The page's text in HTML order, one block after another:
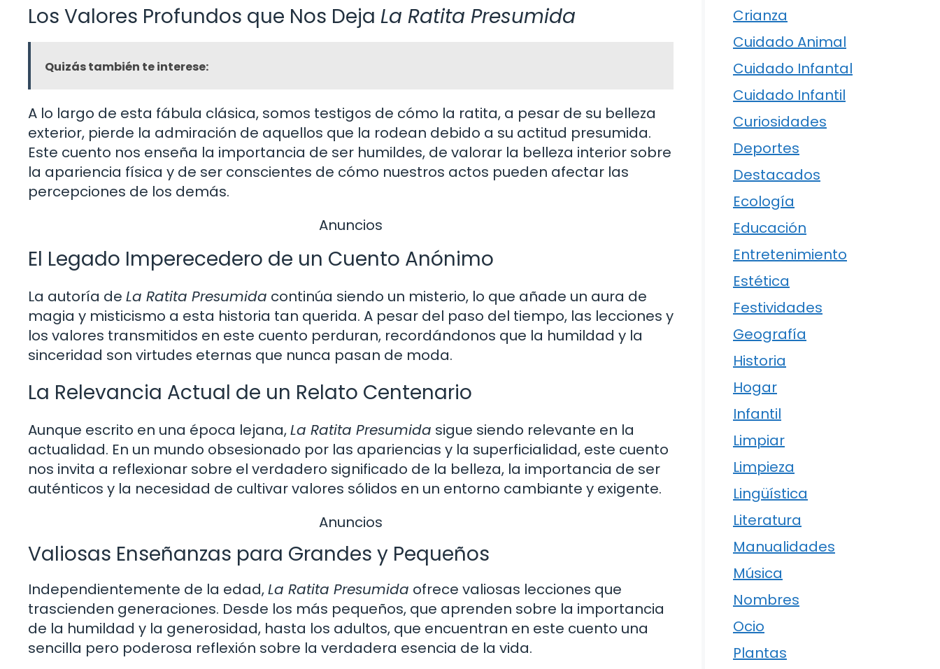
Los Valores Profundos que Nos Deja La Ratita Presumida
Quizás también te interese:
A lo largo de esta fábula clásica, somos testigos de cómo la ratita, a pesar de su belleza
exterior, pierde la admiración de aquellos que la rodean debido a su actitud presumida.
Este cuento nos enseña la importancia de ser humildes, de valorar la belleza interior sobre
la apariencia física y de ser conscientes de cómo nuestros actos pueden afectar las
percepciones de los demás.
Anuncios
El Legado Imperecedero de un Cuento Anónimo
La autoría de La Ratita Presumida continúa siendo un misterio, lo que añade un aura de
magia y misticismo a esta historia tan querida. A pesar del paso del tiempo, las lecciones y
los valores transmitidos en este cuento perduran, recordándonos que la humildad y la
sinceridad son virtudes eternas que nunca pasan de moda.
La Relevancia Actual de un Relato Centenario
Aunque escrito en una época lejana,La Ratita Presumida sigue siendo relevante en la
actualidad. En un mundo obsesionado por las apariencias y la superficialidad, este cuento
nos invita a reflexionar sobre el verdadero significado de la belleza, la importancia de ser
auténticos y la necesidad de cultivar valores sólidos en un entorno cambiante y exigente.
Anuncios
Valiosas Enseñanzas para Grandes y Pequeños
Independientemente de la edad,La Ratita Presumida ofrece valiosas lecciones que
trascienden generaciones. Desde los más pequeños, que aprenden sobre la importancia
de la humildad y la generosidad, hasta los adultos, que encuentran en este cuento una
sencilla pero poderosa reflexión sobre la verdadera esencia de la vida.
Crianza
Cuidado Animal
Cuidado Infantal
Cuidado Infantil
Curiosidades
Deportes
Destacados
Ecología
Educación
Entretenimiento
Estética
Festividades
Geografía
Historia
Hogar
Infantil
Limpiar
Limpieza
Lingüística
Literatura
Manualidades
Música
Nombres
Ocio
Plantas